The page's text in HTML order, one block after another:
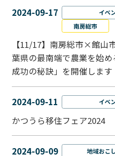
2024-09-17 イベ
南房総市
【11/17】南房総市×館山
葉県の最南端で農業を始
成功の秘訣」を開催します
2024-09-11 イベ
かつうら移住フェア2024
2024-09-09 地域おこ